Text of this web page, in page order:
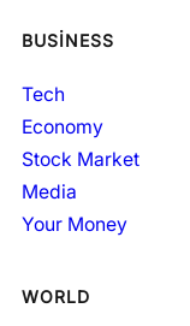
BUSINESS
Tech
Economy
Stock Market
Media
Your Money
WORLD